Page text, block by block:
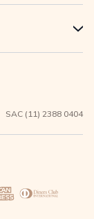
+
SAC (11) 2388 0404